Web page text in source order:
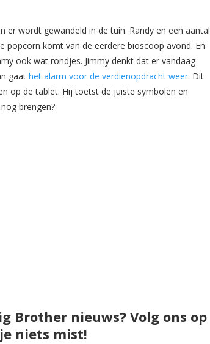
wordt gewandeld in de tuin. Randy en een aantal
popcorn komt van de eerdere bioscoop avond. En
ook wat rondjes. Jimmy denkt dat er vandaag
gaat het alarm voor de verdienopdracht weer. Dit
op de tablet. Hij toetst de juiste symbolen en
brengen?
Brother nieuws? Volg ons op
niets mist!